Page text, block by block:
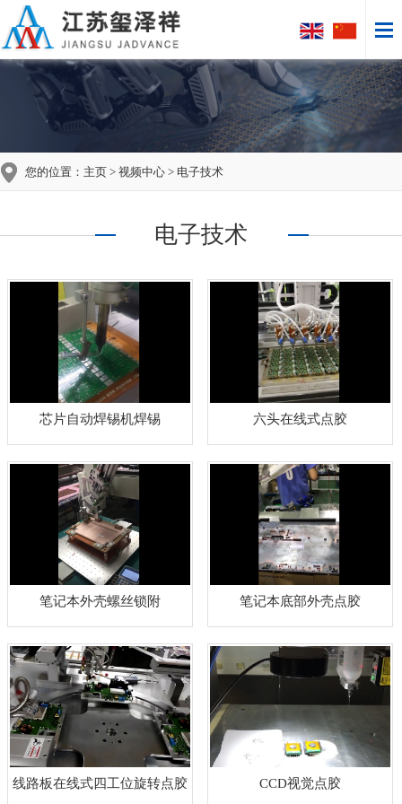
您的位置： 主页 > 视频中心 > 电子技术
电子技术
芯片自动焊锡机焊锡 六头在线式点胶
笔记本外壳螺丝锁附 笔记本底部外壳点胶
线路板在线式四工位旋转点胶 CCD视觉点胶